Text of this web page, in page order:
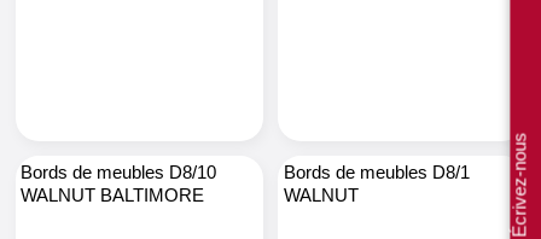
Bords de meubles D8/10
WALNUT BALTIMORE
Bords de meubles D8/1
WALNUT
Écrivez-nous